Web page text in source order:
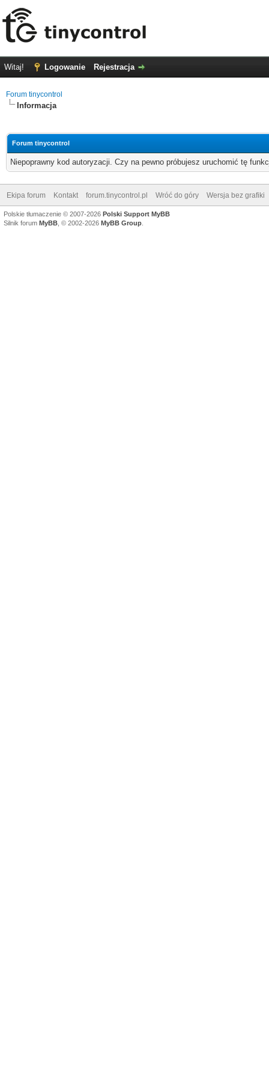
Witaj! Logowanie Rejestracja
Forum tinycontrol
Informacja
Forum tinycontrol
Niepoprawny kod autoryzacji. Czy na pewno próbujesz uruchomić tę
Ekipa forum Kontakt forum.tinycontrol.pl Wróć do góry Wersja bez grafiki
Polskie tłumaczenie © 2007-2026 Polski Support MyBB
Silnik forum MyBB , © 2002-2026 MyBB Group